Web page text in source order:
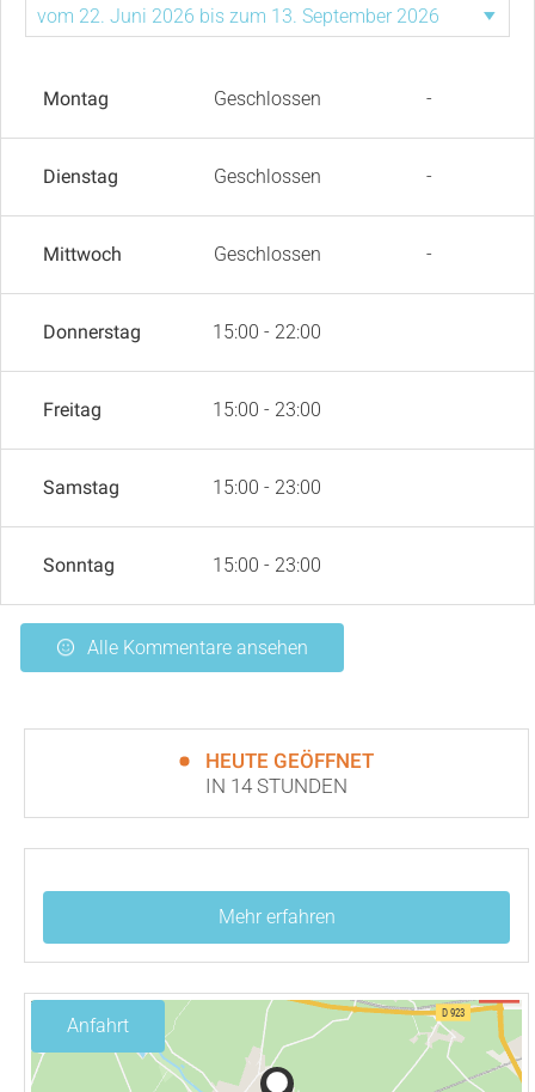
Montag Geschlossen -
Dienstag Geschlossen -
Mittwoch Geschlossen -
Donnerstag 15:00 - 22:00
Freitag 15:00 - 23:00
Samstag 15:00 - 23:00
Sonntag 15:00 - 23:00
Alle Kommentare ansehen
HEUTE GEÖFFNET
IN 14 STUNDEN
Mehr erfahren
Anfahrt